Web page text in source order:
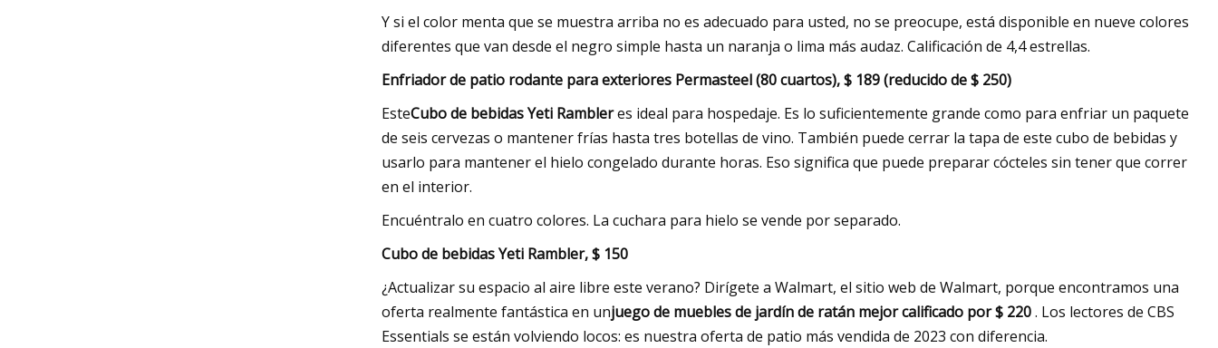
Y si el color menta que se muestra arriba no es adecuado para usted, no se preocupe, está disponible en nueve colores
diferentes que van desde el negro simple hasta un naranja o lima más audaz. Calificación de 4,4 estrellas.
Enfriador de patio rodante para exteriores Permasteel (80 cuartos), $ 189 (reducido de $ 250)
EsteCubo de bebidas Yeti Rambleres ideal para hospedaje. Es lo suficientemente grande como para enfriar un paquete
de seis cervezas o mantener frías hasta tres botellas de vino. También puede cerrar la tapa de este cubo de bebidas y
usarlo para mantener el hielo congelado durante horas. Eso significa que puede preparar cócteles sin tener que correr
en el interior.
Encuéntralo en cuatro colores. La cuchara para hielo se vende por separado.
Cubo de bebidas Yeti Rambler, $ 150
¿Actualizar su espacio al aire libre este verano? Dirígete a Walmart, el sitio web de Walmart, porque encontramos una
oferta realmente fantástica en unjuego de muebles de jardín de ratán mejor calificado por $ 220. Los lectores de CBS
Essentials se están volviendo locos: es nuestra oferta de patio más vendida de 2023 con diferencia.